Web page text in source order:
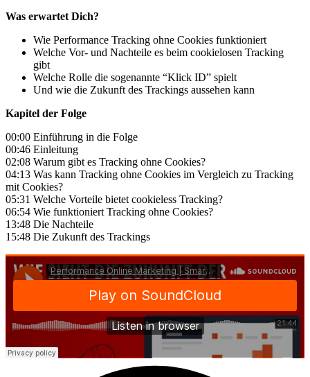
Was erwartet Dich?
Wie Performance Tracking ohne Cookies funktioniert
Welche Vor- und Nachteile es beim cookielosen Tracking
gibt
Welche Rolle die sogenannte “Klick ID” spielt
Und wie die Zukunft des Trackings aussehen kann
Kapitel der Folge
00:00 Einführung in die Folge
00:46 Einleitung
02:08 Warum gibt es Tracking ohne Cookies?
04:13 Was kann Tracking ohne Cookies im Vergleich zu Tracking
mit Cookies?
05:31 Welche Vorteile bietet cookieless Tracking?
06:54 Wie funktioniert Tracking ohne Cookies?
13:48 Die Nachteile
15:48 Die Zukunft des Trackings